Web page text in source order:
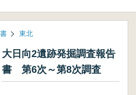
東北
大日向2遺跡発掘調査報告
書 第6次～第8次調査